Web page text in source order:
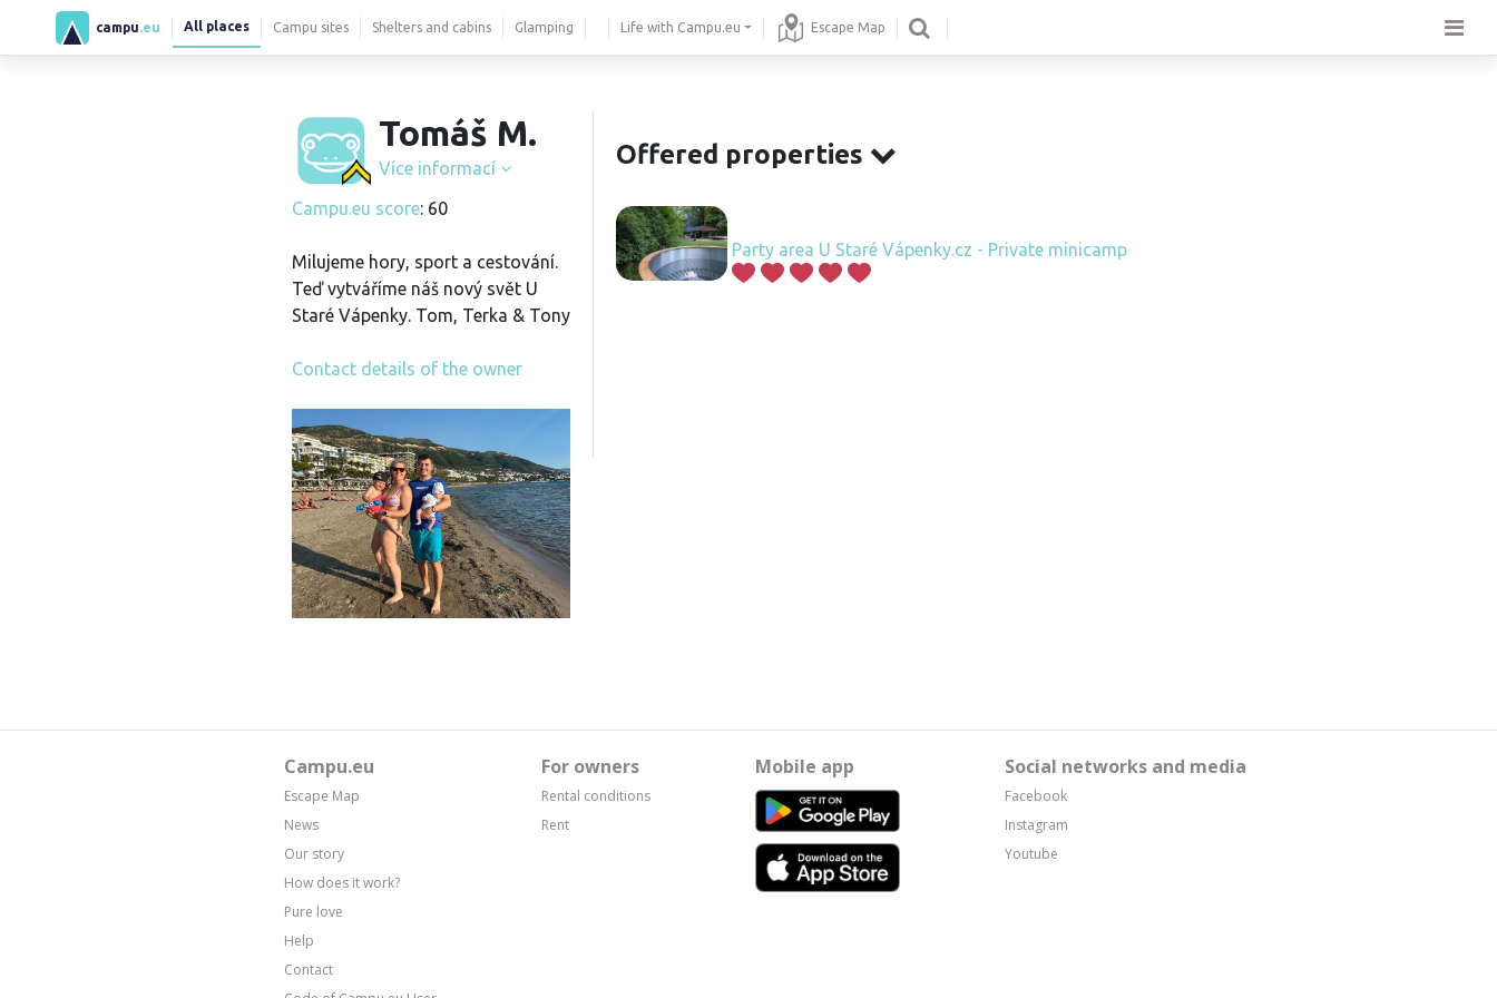
campu .eu All places Campu sites Shelters and cabins Glamping Life with Campu.eu Escape Map
Tomáš M.
Více informací
Campu.eu score: 60
Milujeme hory, sport a cestování.
Teď vytváříme náš nový svět U
Staré Vápenky. Tom, Terka & Tony
Contact details of the owner
Offered properties
Party area U Staré Vápenky.cz - Private minicamp
Campu.eu
Escape Map
News
Our story
How does it work?
Pure love
Help
Contact
For owners
Rental conditions
Rent
Mobile app Social networks and media
Facebook
Instagram
Youtube